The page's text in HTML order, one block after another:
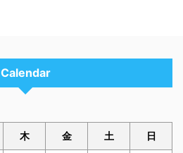
Calendar
木 金 土 日